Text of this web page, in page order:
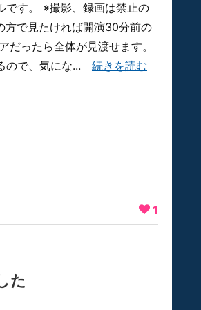
です。 ※撮影、録画は禁止の
方で見たければ開演30分前の
ったら全体が見渡せます。
ので、気にな... 続きを読む
1
た